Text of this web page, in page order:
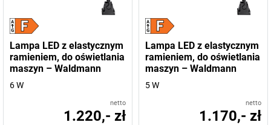
Lampa LED z elastycznym
ramieniem, do oświetlania
maszyn – Waldmann
6 W
netto
1.220,- zł
Lampa LED z elastycznym
ramieniem, do oświetlania
maszyn – Waldmann
5 W
netto
1.170,- zł